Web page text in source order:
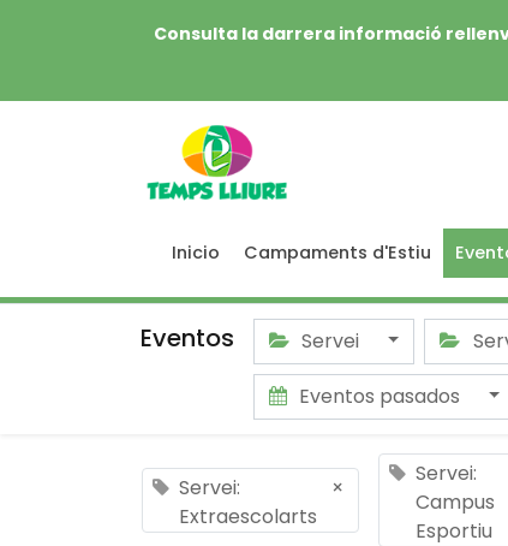
Consulta la darrera informació
Inicio Campaments d'Estiu
Eventos Servei
Eventos pasados
Servei:
Extraescolarts
×
Servei:
Campus
Esportiu